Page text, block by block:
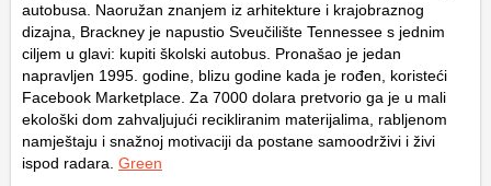
autobusa. Naoružan znanjem iz arhitekture i krajobraznog
dizajna, Brackney je napustio Sveučilište Tennessee s jednim
ciljem u glavi: kupiti školski autobus. Pronašao je jedan
napravljen 1995. godine, blizu godine kada je rođen, koristeći
Facebook Marketplace. Za 7000 dolara pretvorio ga je u mali
ekološki dom zahvaljujući recikliranim materijalima, rabljenom
namještaju i snažnoj motivaciji da postane samoodrživi i živi
ispod radara. Green